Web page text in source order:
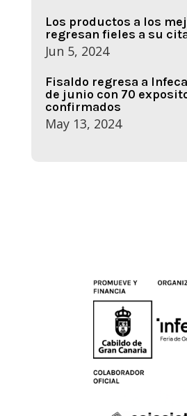
Los productos a los
regresan fieles a su
Jun 5, 2024
Fisaldo regresa a
de junio con 70
confirmados
May 13, 2024